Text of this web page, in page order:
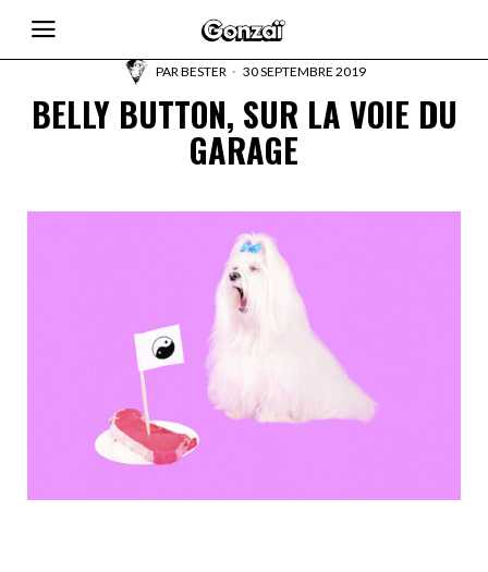
PARBESTER 30 SEPTEMBRE 2019
BELLY BUTTON, SUR LA VOIE DU
GARAGE